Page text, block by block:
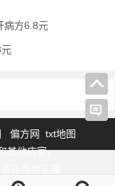
病方6.8元
偏方网
txt地图
其他店家，